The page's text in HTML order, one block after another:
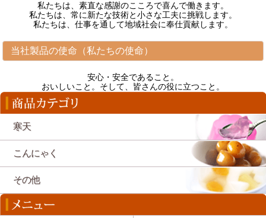
私たちは、素直な感謝のこころで喜んで働きます。
私たちは、常に新たな技術と小さな工夫に挑戦します。
私たちは、仕事を通して地域社会に奉仕貢献します。
当社製品の使命（私たちの使命）
安心・安全であること。
おいしいこと。そして、皆さんの役に立つこと。
寒天
こんにゃく
その他